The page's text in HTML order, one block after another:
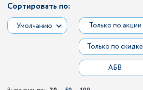
Сортировать по:
Умолчанию Только по акции
Только по скидке
АБВ